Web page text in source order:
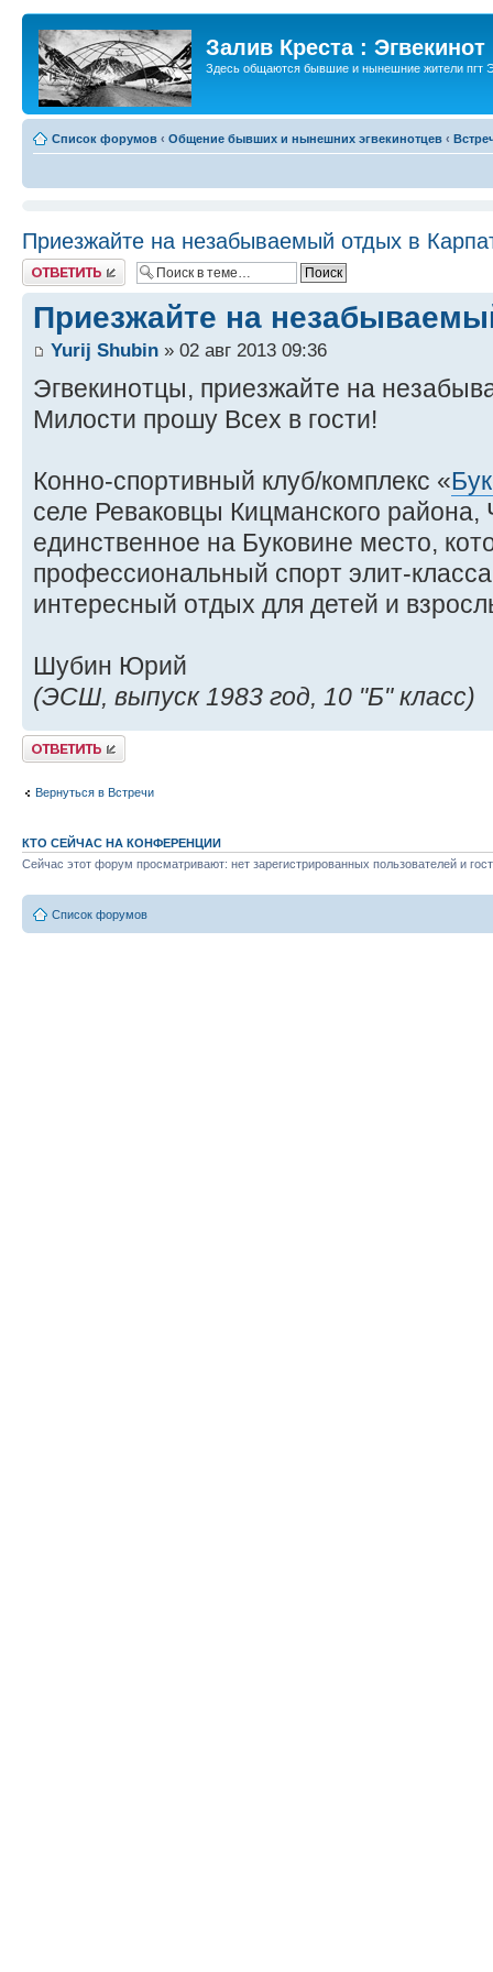
Залив Креста : Эгвекинот
Здесь общаются бывшие и нынешние жители пгт
Список форумов ‹ Общение бывших и нынешних эгвекинотцев ‹
Приезжайте на незабываемый отдых в
Ответить
Приезжайте на
Yurij Shubin » 02 авг 2013 09:36
Эгвекинотцы, приезжайте на
Милости прошу Всех в гости!
Конно-спортивный клуб/комплекс «
селе Реваковцы Кицманского района,
единственное на Буковине место,
профессиональный спорт элит-
интересный отдых для детей и
Шубин Юрий
(ЭСШ, выпуск 1983 год, 10 "Б" класс)
Ответить
Вернуться в Встречи
КТО СЕЙЧАС НА КОНФЕРЕНЦИИ
Сейчас этот форум просматривают: нет зарегистрированных пользователей и
Список форумов